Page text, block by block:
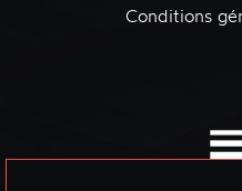
Conditions